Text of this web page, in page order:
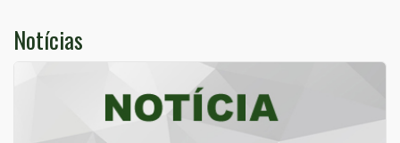
Notícias